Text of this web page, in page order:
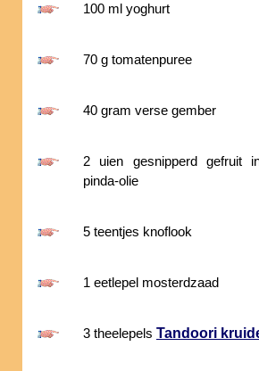
100 ml yoghurt
70 g tomatenpuree
40 gram verse gember
2 uien gesnipperd gefruit
pinda-olie
5 teentjes knoflook
1 eetlepel mosterdzaad
3 theelepels Tandoori